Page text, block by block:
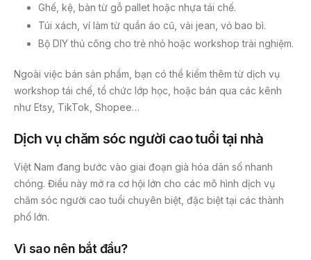
Ghế, kệ, bàn từ gỗ pallet hoặc nhựa tái chế.
Túi xách, ví làm từ quần áo cũ, vải jean, vỏ bao bì.
Bộ DIY thủ công cho trẻ nhỏ hoặc workshop trải nghiệm.
Ngoài việc bán sản phẩm, bạn có thể kiếm thêm từ dịch vụ
workshop tái chế, tổ chức lớp học, hoặc bán qua các kênh
như Etsy, TikTok, Shopee…
Dịch vụ chăm sóc người cao tuổi tại nhà
Việt Nam đang bước vào giai đoạn già hóa dân số nhanh
chóng. Điều này mở ra cơ hội lớn cho các mô hình dịch vụ
chăm sóc người cao tuổi chuyên biệt, đặc biệt tại các thành
phố lớn.
Vì sao nên bắt đầu?